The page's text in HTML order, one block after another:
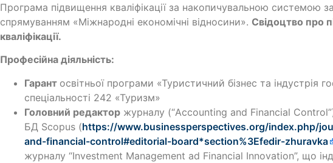
Програма підвищення кваліфікації за накопичувальною системою
спрямуванням «Міжнародні економічні відносини». Свідоцтво про
кваліфікації.
Професійна діяльність:
Гарант освітньої програми «Туристичний бізнес та індустрія
спеціальності 242 «Туризм»
Головний редактор журналу (“Accounting and Financial
БД Scopus (https://www.businessperspectives.org/index.php/
and-financial-control#editorial-board*section%3Efedir-zhuravka
журналу “Investment Management ad Financial Innovation”, що